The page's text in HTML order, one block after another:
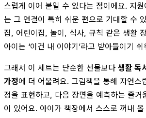
스럽게 이어 붙일 수 있다는 점이에요. 지
는 그 연결이 특히 쉬운 편으로 기대할 수
집, 어린이집, 놀이, 식사, 규칙 같은 생활
아이는 ‘이건 내 이야기’라고 받아들이기 쉬
그래서 이 세트는 단순한 선물보다 생활 독
가정에 더 어울려요. 그림책을 통해 자연스
정을 표현하고, 다음 장면을 예측하는 즐거
이 있어요. 아이가 책장에서 스스로 꺼내